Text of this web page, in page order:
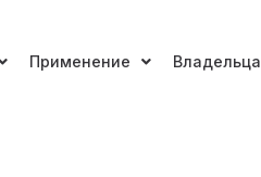
Применение